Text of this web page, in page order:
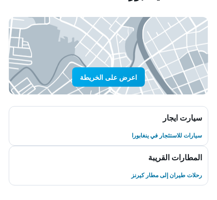
اعرض على الخريطة
سيارت ايجار
سيارات للاستئجار في ينغابورا
المطارات القريبة
رحلات طيران إلى مطار كيرنز